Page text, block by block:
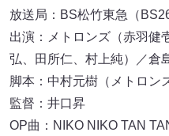
放送局：BS松竹東急（
出演：メトロンズ（赤羽健
弘、田所仁、村上純）／倉
脚本：中村元樹（メトロン
監督：井口昇
OP曲：NIKO NIKO TAN